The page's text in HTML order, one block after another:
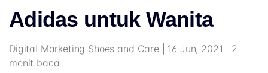
Adidas untuk Wanita
Digital Marketing Shoes and Care | 16 Jun, 2021 | 2
menit baca